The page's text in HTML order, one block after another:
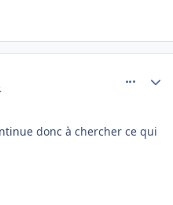
donc à chercher ce qui